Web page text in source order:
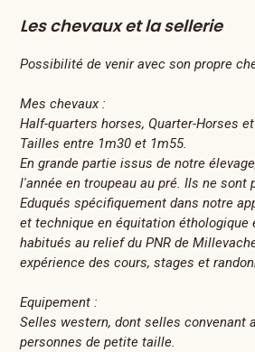
Les chevaux et la sellerie
Possibilité de venir avec son propre
Mes chevaux :
Half-quarters horses, Quarter-Horses
Tailles entre 1m30 et 1m55.
En grande partie issus de notre
l'année en troupeau au pré. Ils ne sont
Eduqués spécifiquement dans notre
et technique en équitation éthologique
habitués au relief du PNR de
expérience des cours, stages et
Equipement :
Selles western, dont selles convenant
personnes de petite taille.